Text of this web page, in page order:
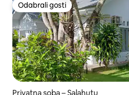
Odabrali gosti
Odabrali gosti
Privatna soba – Salahutu